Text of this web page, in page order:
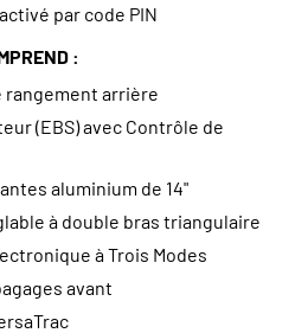
par code PIN
:
rangement arrière
(EBS) avec Contrôle de
aluminium de 14"
à double bras triangulaire
à Trois Modes
avant